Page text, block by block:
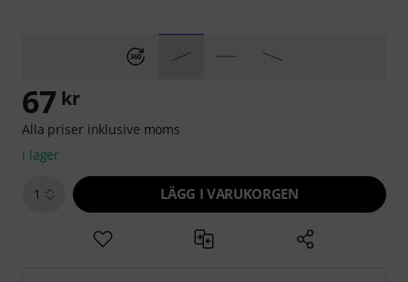
67 kr
Alla priser inklusive moms
i lager
1 LÄGG I VARUKORGEN